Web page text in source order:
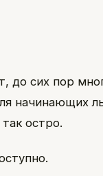
до сих пор
начинающих
остро.